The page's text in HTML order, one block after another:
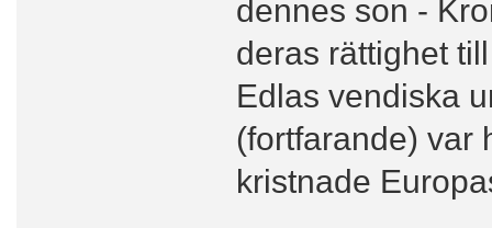
dennes son -
deras rättighet
Edlas vendiska
(fortfarande) var
kristnade